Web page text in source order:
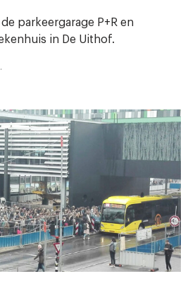
parkeergarage P+R en
in De Uithof.